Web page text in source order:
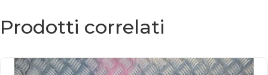
Prodotti correlati